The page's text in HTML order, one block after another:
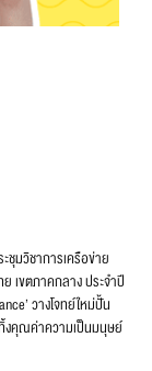
ชุมวิชาการเครือข่าย
ขตภาคกลาง ประจำปี
วางโจทย์ใหม่ปั้น
งคุณค่าความเป็นมนุษย์